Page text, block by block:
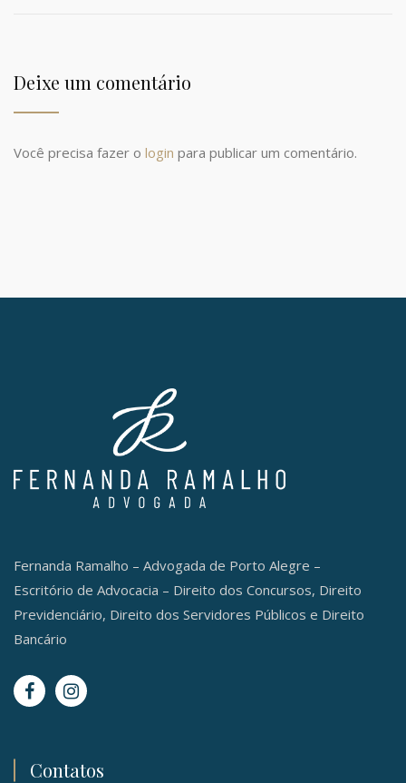
Deixe um comentário
Você precisa fazer o login para publicar um comentário.
Fernanda Ramalho – Advogada de Porto Alegre –
Escritório de Advocacia – Direito dos Concursos, Direito
Previdenciário, Direito dos Servidores Públicos e Direito
Bancário
Contatos